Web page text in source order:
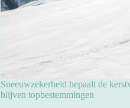
Sneeuwzekerheid bepaalt de
blijven topbestemmingen